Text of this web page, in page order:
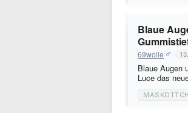
Blaue
69wolle
Blaue Augen
Luce das